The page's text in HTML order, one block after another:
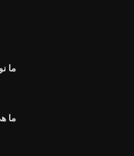
ما
ما